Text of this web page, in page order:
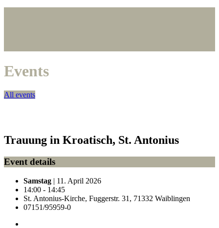
Events
All events
Trauung in Kroatisch, St. Antonius
Event details
Samstag | 11. April 2026
14:00 - 14:45
St. Antonius-Kirche, Fuggerstr. 31, 71332 Waiblingen
07151/95959-0